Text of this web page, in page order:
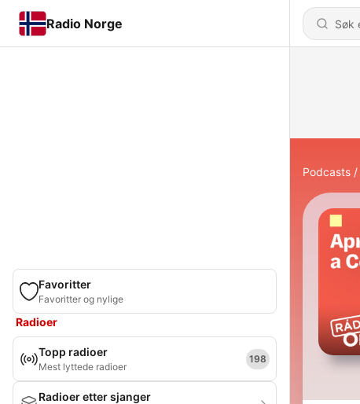
Radio Norge
Favoritter
Favoritter og nylige
Radioer
Topp radioer
Mest lyttede radioer
198
Radioer etter sjanger
Podcasts